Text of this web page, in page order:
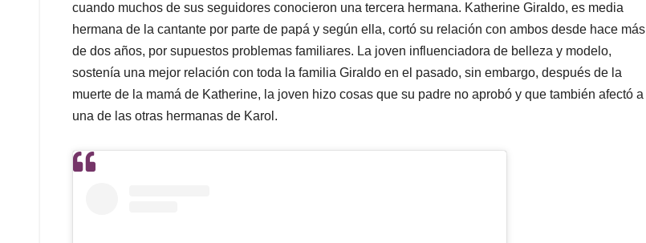
cuando muchos de sus seguidores conocieron una tercera hermana. Katherine Giraldo, es media
hermana de la cantante por parte de papá y según ella, cortó su relación con ambos desde hace más
de dos años, por supuestos problemas familiares. La joven influenciadora de belleza y modelo,
sostenía una mejor relación con toda la familia Giraldo en el pasado, sin embargo, después de la
muerte de la mamá de Katherine, la joven hizo cosas que su padre no aprobó y que también afectó a
una de las otras hermanas de Karol.